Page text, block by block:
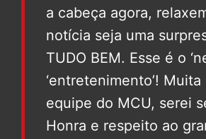
a cabeça agora,
notícia seja uma
TUDO BEM. Esse é o
‘entretenimento’!
equipe do MCU, serei
Honra e respeito ao